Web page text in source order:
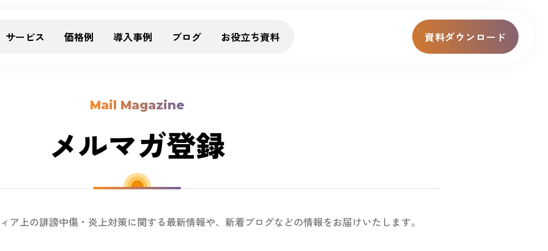
サービス 価格例 導入事例 ブログ お役立ち資料 資料ダウンロード
Mail Magazine
メルマガ登録
ア上の誹謗中傷・炎上対策に関する最新情報や、新着ブログなどの情報をお届けいたします。